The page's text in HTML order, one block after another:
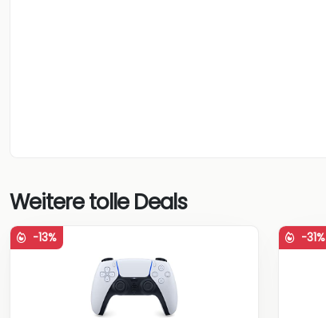
Weitere tolle Deals
-13% -31%